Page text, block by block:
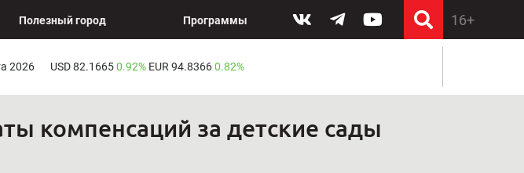
Полезный город Программы
2026 USD 82.16650.92% EUR 94.83660.82%
компенсаций за детские сады